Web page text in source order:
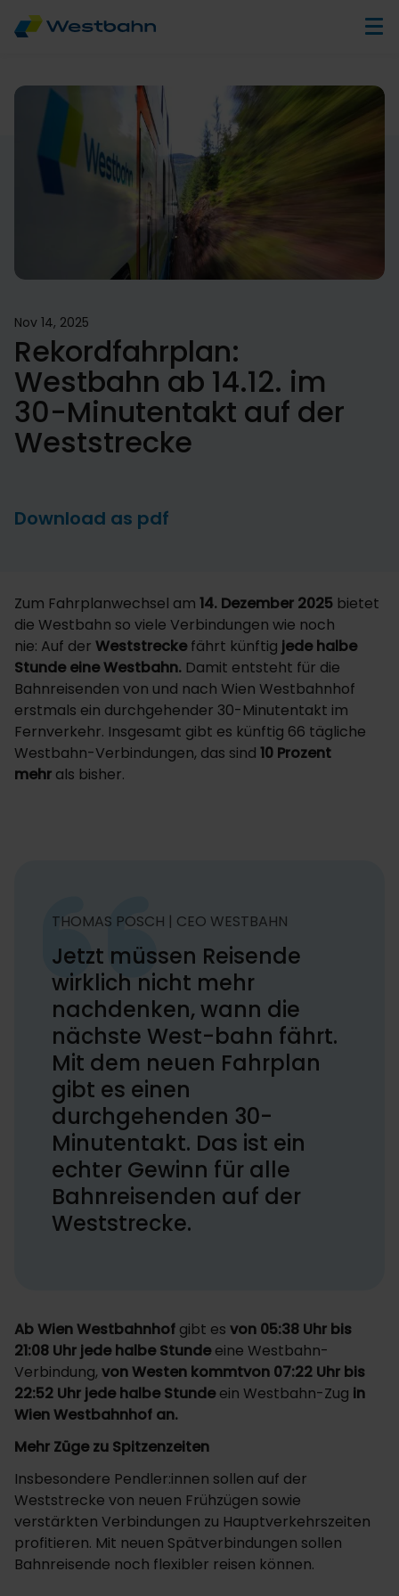
Nov 14, 2025
Rekordfahrplan:
Westbahn ab 14.12. im
30-Minutentakt auf der
Weststrecke
Download as pdf
Zum Fahrplanwechsel am 14. Dezember 2025 bietet
die Westbahn so viele Verbindungen wie noch
nie: Auf der Weststreckefährt künftig jede halbe
Stunde eine Westbahn. Damit entsteht für die
Bahnreisenden von und nach Wien Westbahnhof
erstmals ein durchgehender 30-Minutentakt im
Fernverkehr. Insgesamt gibt es künftig 66 tägliche
Westbahn-Verbindungen, das sind 10 Prozent
mehr als bisher.
THOMAS POSCH | CEO WESTBAHN
Jetzt müssen Reisende
wirklich nicht mehr
nachdenken, wann die
nächste West-bahn fährt.
Mit dem neuen Fahrplan
gibt es einen
durchgehenden 30-
Minutentakt. Das ist ein
echter Gewinn für alle
Bahnreisenden auf der
Weststrecke.
Ab Wien Westbahnhof gibt es von 05:38 Uhr bis
21:08 Uhr jede halbe Stundeeine Westbahn-
Verbindung, von Westen kommtvon 07:22 Uhr bis
22:52 Uhr jede halbe Stundeein Westbahn-Zug in
Wien Westbahnhof an.
Mehr Züge zu Spitzenzeiten
Insbesondere Pendler:innen sollen auf der
Weststrecke von neuen Frühzügen sowie
verstärkten Verbindungen zu Hauptverkehrszeiten
profitieren. Mit neuen Spätverbindungen sollen
Bahnreisende noch flexibler reisen können.